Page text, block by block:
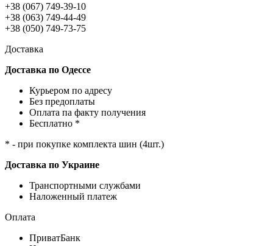
+38 (067) 749-39-10
+38 (063) 749-44-49
+38 (050) 749-73-75
Доставка
Доставка по Одессе
Курьером по адресу
Без предоплаты
Оплата па факту получения
Бесплатно *
* - при покупке комплекта шин (4шт.)
Доставка по Украине
Транспортными службами
Наложенный платеж
Оплата
ПриватБанк